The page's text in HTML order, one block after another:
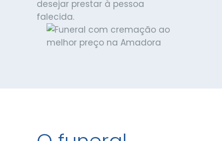
desejar prestar à pessoa
falecida.